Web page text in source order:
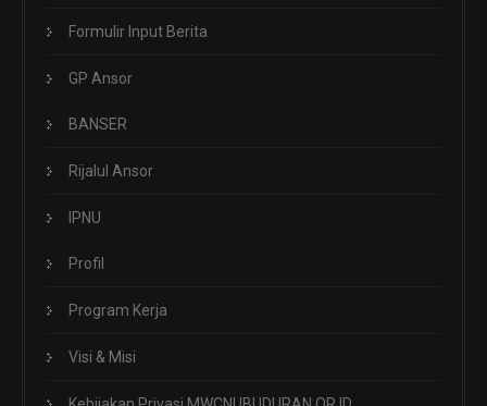
Formulir Input Berita
GP Ansor
BANSER
Rijalul Ansor
IPNU
Profil
Program Kerja
Visi & Misi